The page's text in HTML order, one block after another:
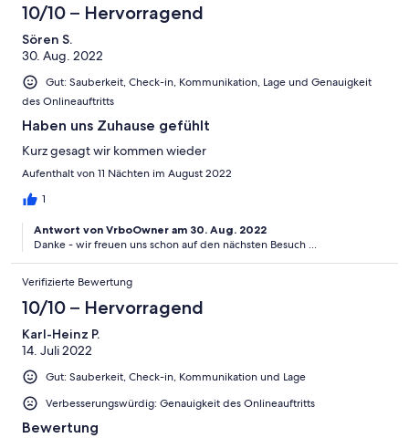
10/10 – Hervorragend
Sören S.
30. Aug. 2022
Gut: Sauberkeit, Check-in, Kommunikation, Lage und Genauigkeit
des Onlineauftritts
Haben uns Zuhause gefühlt
Kurz gesagt wir kommen wieder
Aufenthalt von 11 Nächten im August 2022
1
Antwort von VrboOwner am 30. Aug. 2022
Danke - wir freuen uns schon auf den nächsten Besuch ...
Verifizierte Bewertung
10/10 – Hervorragend
Karl-Heinz P.
14. Juli 2022
Gut: Sauberkeit, Check-in, Kommunikation und Lage
Verbesserungswürdig: Genauigkeit des Onlineauftritts
Bewertung